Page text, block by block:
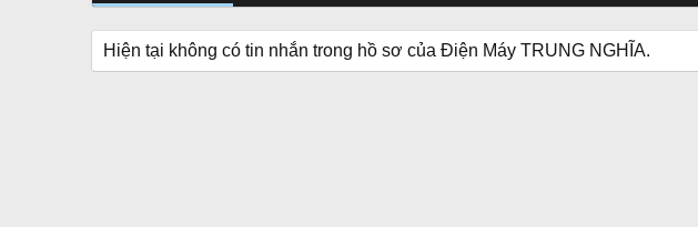
Hiện tại không có tin nhắn trong hồ sơ của Điện Máy TRUNG NGHĨA.